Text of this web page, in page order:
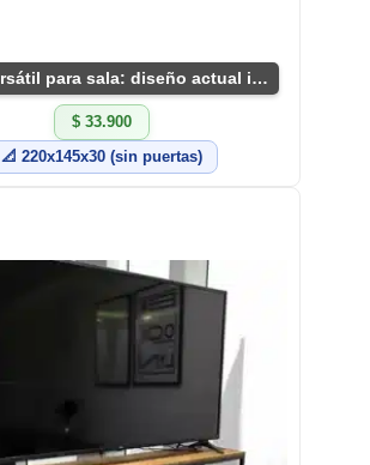
Rack versátil para sala: diseño actual industrial
$ 33.900
📐 220x145x30 (sin puertas)